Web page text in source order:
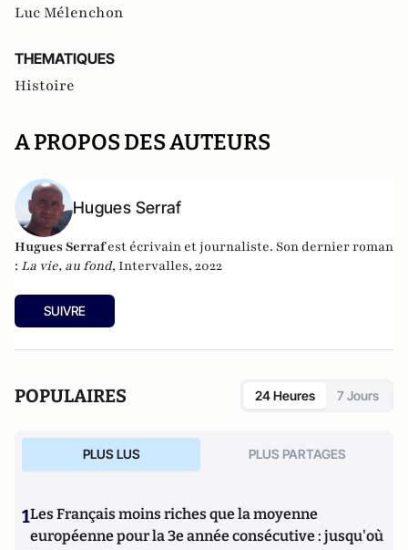
Luc Mélenchon
THEMATIQUES
Histoire
A PROPOS DES AUTEURS
Hugues Serraf
Hugues Serrafest écrivain et journaliste. Son dernier roman
: La vie, au fond, Intervalles, 2022
SUIVRE
POPULAIRES 24 Heures 7 Jours
PLUS LUS PLUS PARTAGES
1Les Français moins riches que la moyenne
européenne pour la 3e année consécutive : jusqu'où